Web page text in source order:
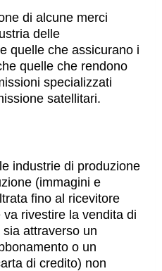
di alcune merci
delle
quelle che assicurano i
quelle che rendono
specializzati
satellitari.
industrie di produzione
(immagini e
fino al ricevitore
rivestire la vendita di
attraverso un
o un
di credito) non